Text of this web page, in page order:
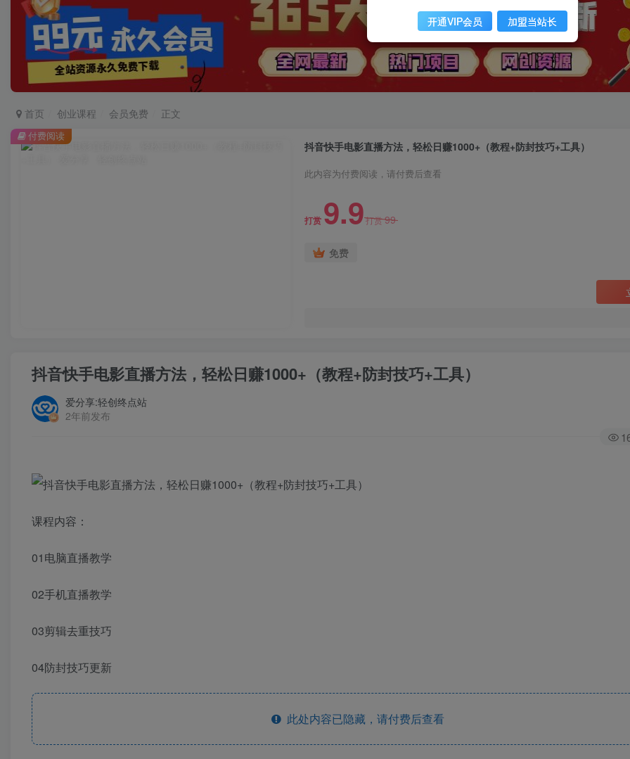
首页 创业课程 会员免费 正文
抖音快手电影直播方法，轻松日赚1000+（教程+防封技巧+工具）
此内容为付费阅读，请付费后查看
打赏 9.9打赏99
免费
付费阅读
抖音快手电影直播方法，轻松日赚1000+（教程+防封技巧+工具）
爱分享:轻创终点站
2年前发布
课程内容：
01电脑直播教学
02手机直播教学
03剪辑去重技巧
04防封技巧更新
此处内容已隐藏，请付费后查看
开通VIP会员 加盟当站长